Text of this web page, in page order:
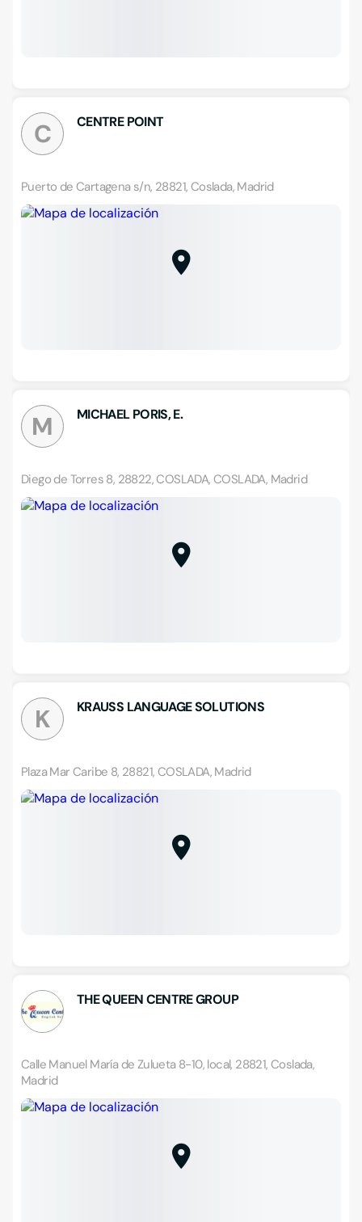
C CENTRE POINT
Puerto de Cartagena s/n, 28821, Coslada, Madrid
M MICHAEL PORIS, E.
Diego de Torres 8, 28822, COSLADA, COSLADA, Madrid
K KRAUSS LANGUAGE SOLUTIONS
Plaza Mar Caribe 8, 28821, COSLADA, Madrid
THE QUEEN CENTRE GROUP
Calle Manuel María de Zulueta 8-10, local, 28821, Coslada,
Madrid